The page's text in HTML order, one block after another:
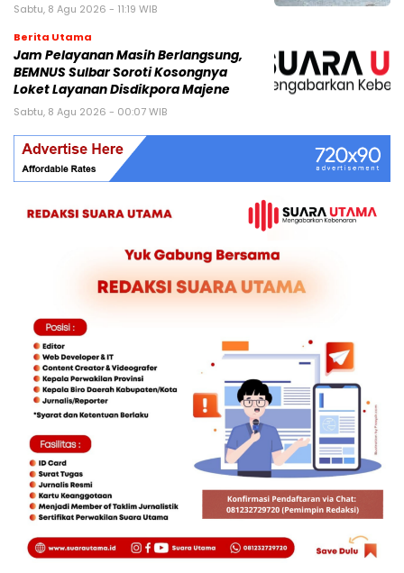
Sabtu, 8 Agu 2026 - 11:19 WIB
Berita Utama
Jam Pelayanan Masih Berlangsung,
BEMNUS Sulbar Soroti Kosongnya
Loket Layanan Disdikpora Majene
Sabtu, 8 Agu 2026 - 00:07 WIB